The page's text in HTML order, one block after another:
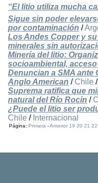
“El litio utiliza mucha
Sigue sin poder
por contaminación /
Los Andes Copper y
minerales sin
Minería del litio:
socioambiental,
Denuncian a SMA
Anglo American / Chile /
Suprema ratifica que
natural del Río Rocín /
¿Puede el litio ser
Chile / Internacional
Página:Primera -Anterior 19 20 21 22